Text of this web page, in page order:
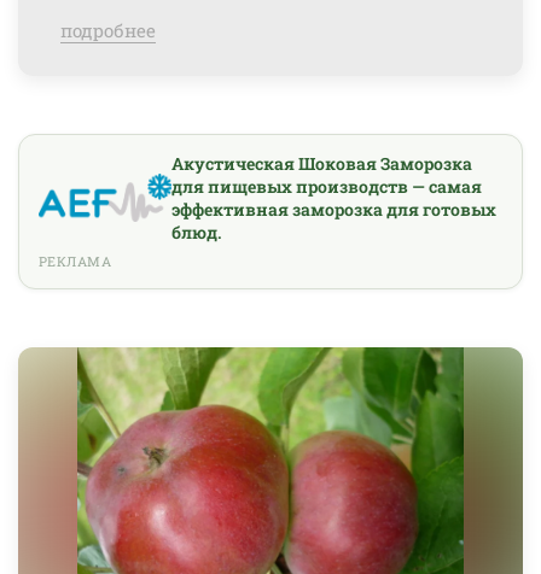
подробнее
Акустическая Шоковая Заморозка
для пищевых производств — самая
эффективная заморозка для готовых
блюд.
РЕКЛАМА